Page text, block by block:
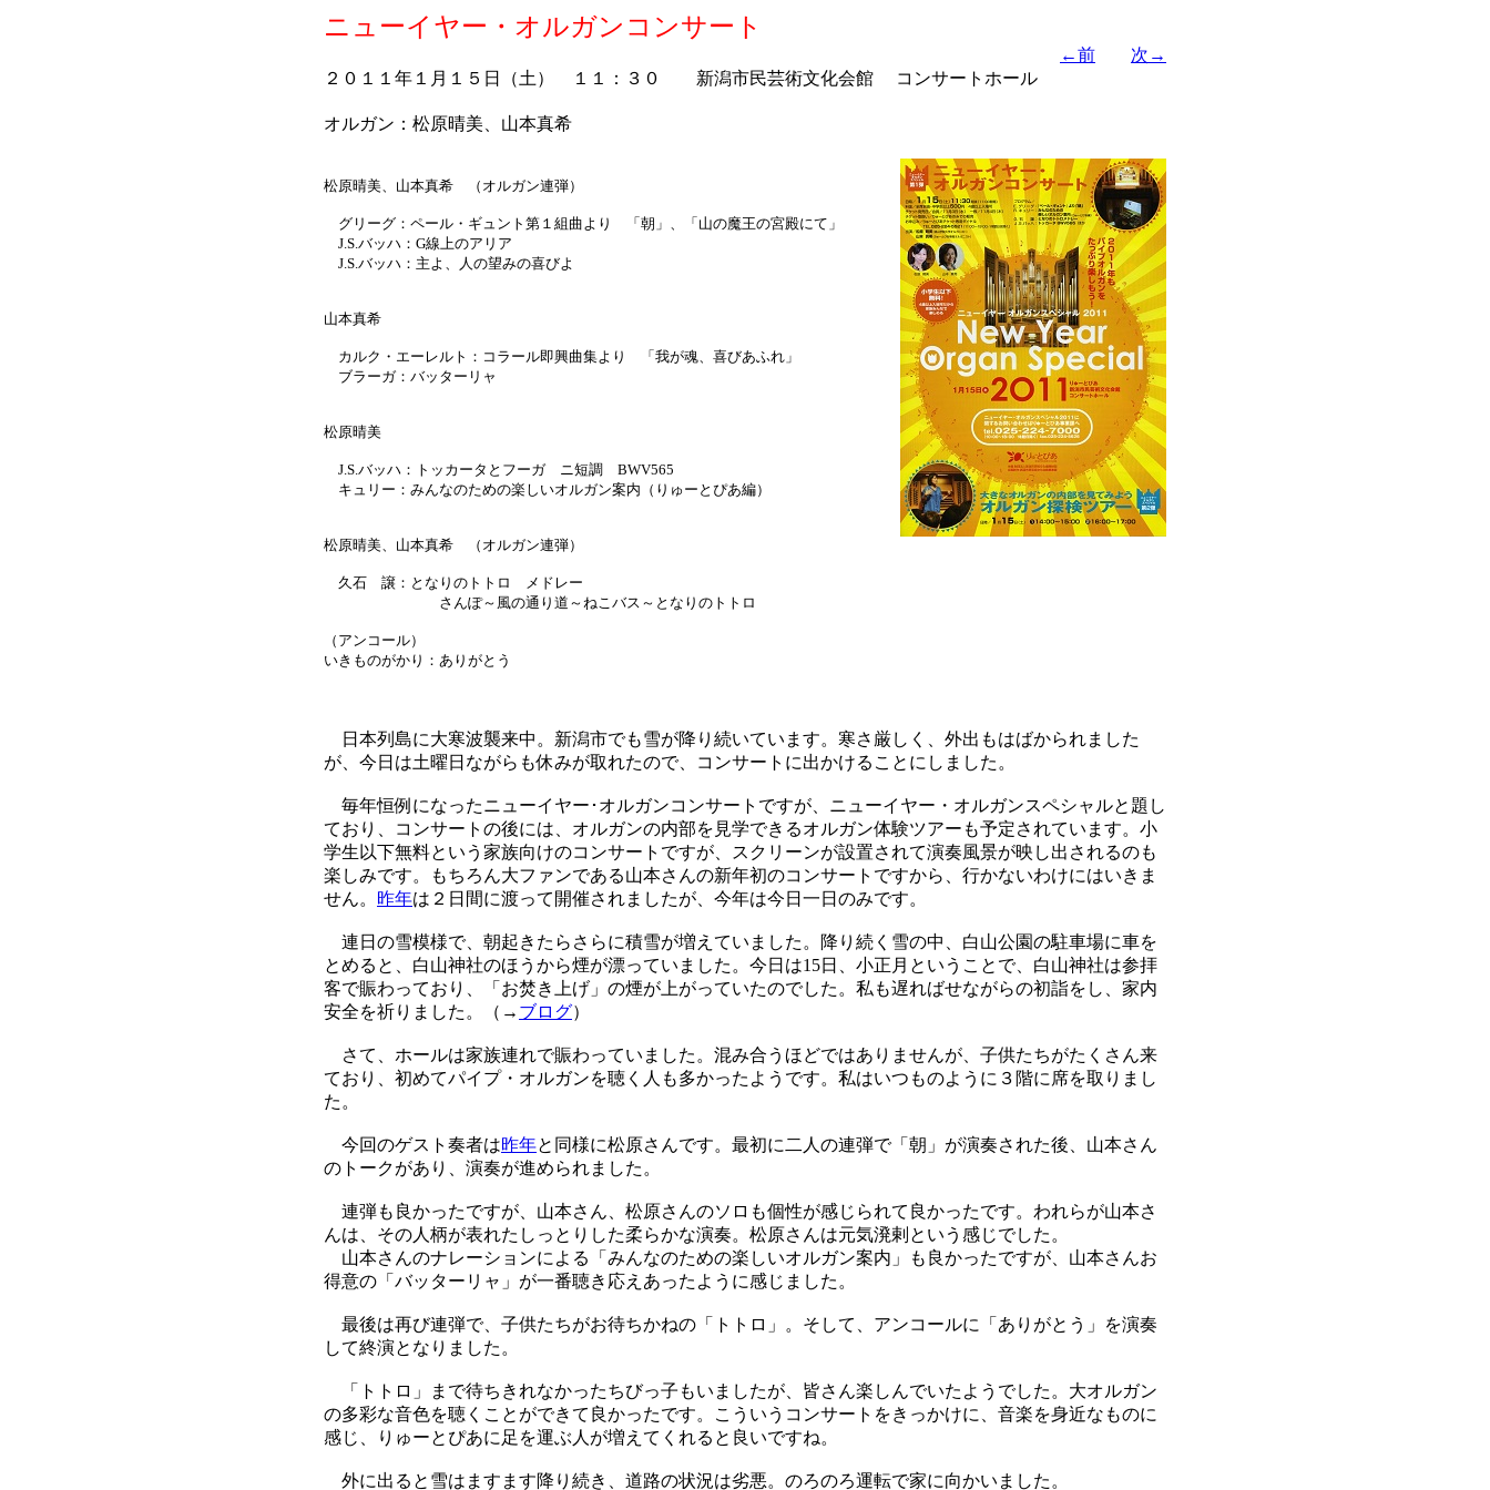
ニューイヤー・オルガンコンサート
←前
次→
２０１１年１月１５日（土） １１：３０ 新潟市民芸術文化会館 コンサートホール
オルガン：松原晴美、山本真希
松原晴美、山本真希 （オルガン連弾）
グリーグ：ペール・ギュント第１組曲より 「朝」、「山の魔王の宮殿にて」
J.S.バッハ：G線上のアリア
J.S.バッハ：主よ、人の望みの喜びよ
山本真希
カルク・エーレルト：コラール即興曲集より 「我が魂、喜びあふれ」
ブラーガ：バッターリャ
松原晴美
J.S.バッハ：トッカータとフーガ ニ短調 BWV565
キュリー：みんなのための楽しいオルガン案内（りゅーとぴあ編）
松原晴美、山本真希 （オルガン連弾）
久石 譲：となりのトトロ メドレー
さんぽ～風の通り道～ねこバス～となりのトトロ
（アンコール）
いきものがかり：ありがとう
日本列島に大寒波襲来中。新潟市でも雪が降り続いています。寒さ厳しく、外出もはばかられました
が、今日は土曜日ながらも休みが取れたので、コンサートに出かけることにしました。
毎年恒例になったニューイヤー･オルガンコンサートですが、ニューイヤー・オルガンスペシャルと題し
ており、コンサートの後には、オルガンの内部を見学できるオルガン体験ツアーも予定されています。小
学生以下無料という家族向けのコンサートですが、スクリーンが設置されて演奏風景が映し出されるのも
楽しみです。もちろん大ファンである山本さんの新年初のコンサートですから、行かないわけにはいきま
せん。 昨年は２日間に渡って開催されましたが、今年は今日一日のみです。
連日の雪模様で、朝起きたらさらに積雪が増えていました。降り続く雪の中、白山公園の駐車場に車を
とめると、白山神社のほうから煙が漂っていました。今日は15日、小正月ということで、白山神社は参拝
客で賑わっており、「お焚き上げ」の煙が上がっていたのでした。私も遅ればせながらの初詣をし、家内
安全を祈りました。（→ ブログ）
さて、ホールは家族連れで賑わっていました。混み合うほどではありませんが、子供たちがたくさん来
ており、初めてパイプ・オルガンを聴く人も多かったようです。私はいつものように３階に席を取りまし
た。
今回のゲスト奏者は昨年と同様に松原さんです。最初に二人の連弾で「朝」が演奏された後、山本さん
のトークがあり、演奏が進められました。
連弾も良かったですが、山本さん、松原さんのソロも個性が感じられて良かったです。われらが山本さ
んは、その人柄が表れたしっとりした柔らかな演奏。松原さんは元気溌剌という感じでした。
山本さんのナレーションによる「みんなのための楽しいオルガン案内」も良かったですが、山本さんお
得意の「バッターリャ」が一番聴き応えあったように感じました。
最後は再び連弾で、子供たちがお待ちかねの「トトロ」。そして、アンコールに「ありがとう」を演奏
して終演となりました。
「トトロ」まで待ちきれなかったちびっ子もいましたが、皆さん楽しんでいたようでした。大オルガン
の多彩な音色を聴くことができて良かったです。こういうコンサートをきっかけに、音楽を身近なものに
感じ、りゅーとぴあに足を運ぶ人が増えてくれると良いですね。
外に出ると雪はますます降り続き、道路の状況は劣悪。のろのろ運転で家に向かいました。